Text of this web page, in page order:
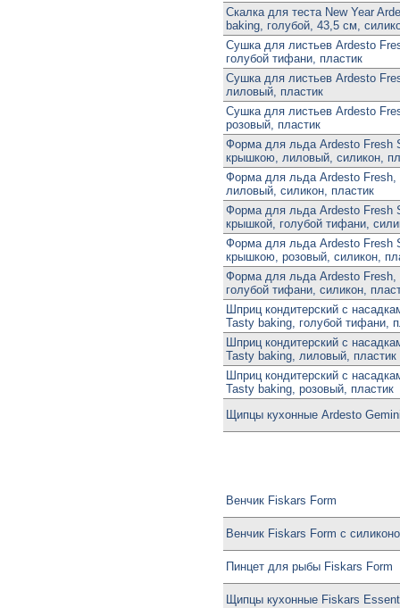
Скалка для теста New Year
baking, голубой, 43,5 см,
Сушка для листьев Ardesto
голубой тифани, пластик
Сушка для листьев Ardesto
лиловый, пластик
Сушка для листьев Ardesto
розовый, пластик
Форма для льда Ardesto Fresh
крышкою, лиловый, силикон,
Форма для льда Ardesto
лиловый, силикон, пластик
Форма для льда Ardesto Fresh
крышкой, голубой тифани,
Форма для льда Ardesto Fresh
крышкою, розовый, силикон,
Форма для льда Ardesto Fresh,
голубой тифани, силикон,
Шприц кондитерский с
Tasty baking, голубой тифани,
Шприц кондитерский с
Tasty baking, лиловый, пластик
Шприц кондитерский с
Tasty baking, розовый, пластик
Щипцы кухонные Ardesto
Венчик Fiskars Form
Венчик Fiskars Form с
Пинцет для рыбы Fiskars Form
Щипцы кухонные Fiskars